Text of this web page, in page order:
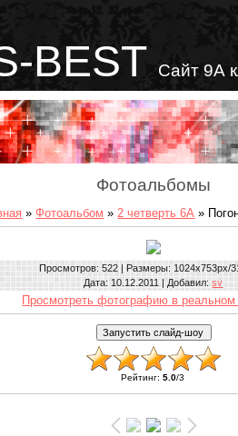
BEST Сайт 9А
Фотоальбомы
»Фотоальбом »2 четверть 6А »
Просмотров: 522 | Размеры: 1024x753px/
Дата: 10.12.2011 | Добавил:sv
Просмотреть фотографию в реальном
Рейтинг:5.0/3